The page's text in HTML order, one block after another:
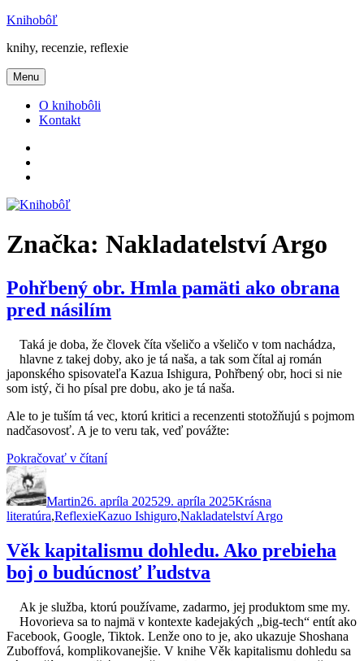
Prejsť
obsah
Knihobôľ
knihy, recenzie, reflexie
Menu
O knihobôli
Kontakt
Značka: Nakladatelství Argo
Pohřbený obr. Hmla pamäti ako obrana
pred násilím
Taká je doba, že človek číta všeličo a všeličo v tom nachádza,
hlavne z takej doby, ako je tá naša, a tak som čítal aj román
japonského spisovateľa Kazua Ishigura, Pohřbený obr, hoci si nie
som istý, či ho písal pre dobu, ako je tá naša.
Ale to je tuším tá vec, ktorú kritici a recenzenti stotožňujú s pojmom
nadčasovosť. A je to veru tak, veď povážte:
Pokračovať v čítaní„Pohřbený
pamäti
ako
pred
násilím“
Autor
Martin26. apríla 202529. apríla 2025Krásna
literatúra,ReflexieZnačky
Kazuo Ishiguro,Nakladatelství Argo
Věk kapitalismu dohledu. Ako prebieha
boj o budúcnosť ľudstva
Ak je služba, ktorú používame, zadarmo, jej produktom sme my.
Hovorieva sa to najmä v kontexte kadejakých „big-tech“ entít ako
Facebook, Google, Tiktok. Lenže ono to je, ako ukazuje Shoshana
Zuboffová, komplikovanejšie. V knihe Věk kapitalismu dohledu sa